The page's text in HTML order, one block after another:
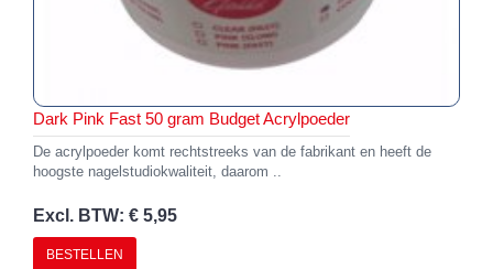
Dark Pink Fast 50 gram Budget Acrylpoeder
De acrylpoeder komt rechtstreeks van de fabrikant en heeft de
hoogste nagelstudiokwaliteit, daarom ..
Excl. BTW: € 5,95
BESTELLEN